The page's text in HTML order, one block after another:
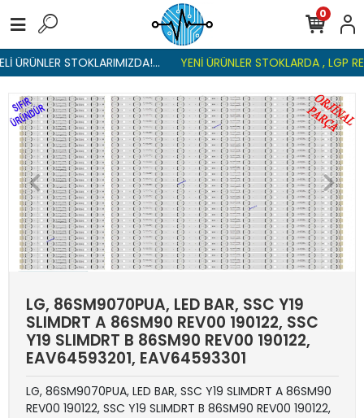
ÜRÜNLER STOKLARIMIZDA!... YENİ ÜRÜNLER STOKLARDA , LGP
0
LG, 86SM9070PUA, LED BAR, SSC Y19
SLIMDRT A 86SM90 REV00 190122, SSC
Y19 SLIMDRT B 86SM90 REV00 190122,
EAV64593201, EAV64593301
LG, 86SM9070PUA, LED BAR, SSC Y19 SLIMDRT A 86SM90
REV00 190122, SSC Y19 SLIMDRT B 86SM90 REV00 190122,